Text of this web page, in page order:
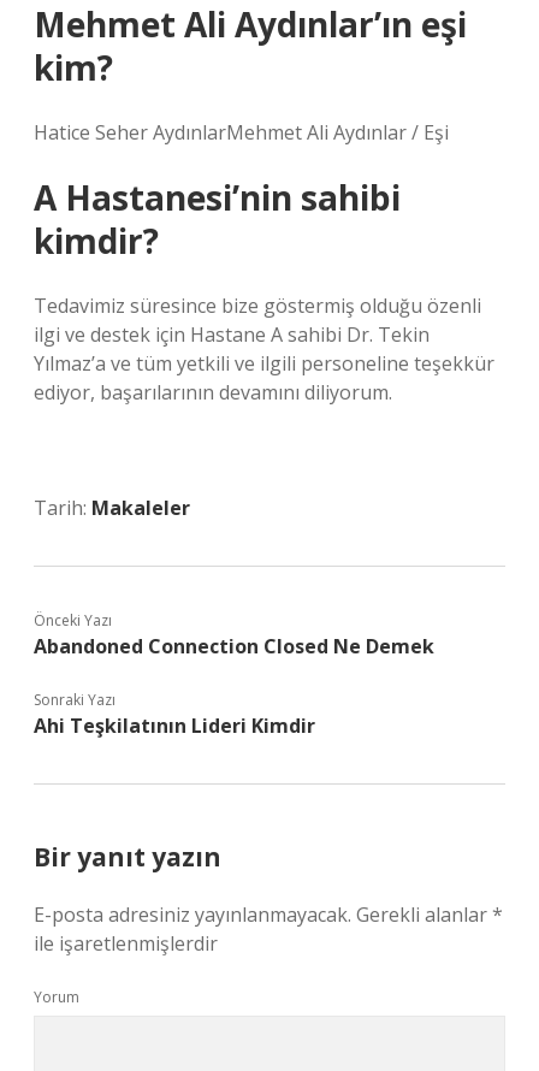
Mehmet Ali Aydınlar’ın eşi
kim?
Hatice Seher AydınlarMehmet Ali Aydınlar / Eşi
A Hastanesi’nin sahibi
kimdir?
Tedavimiz süresince bize göstermiş olduğu özenli
ilgi ve destek için Hastane A sahibi Dr. Tekin
Yılmaz’a ve tüm yetkili ve ilgili personeline teşekkür
ediyor, başarılarının devamını diliyorum.
Tarih: Makaleler
Önceki Yazı
Abandoned Connection Closed Ne Demek
Sonraki Yazı
Ahi Teşkilatının Lideri Kimdir
Bir yanıt yazın
E-posta adresiniz yayınlanmayacak. Gerekli alanlar*
ile işaretlenmişlerdir
Yorum